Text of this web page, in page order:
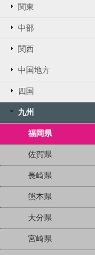
関東
中部
関西
中国地方
四国
九州
福岡県
佐賀県
長崎県
熊本県
大分県
宮崎県